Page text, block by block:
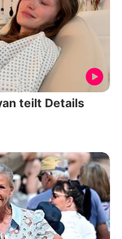
teilt Details